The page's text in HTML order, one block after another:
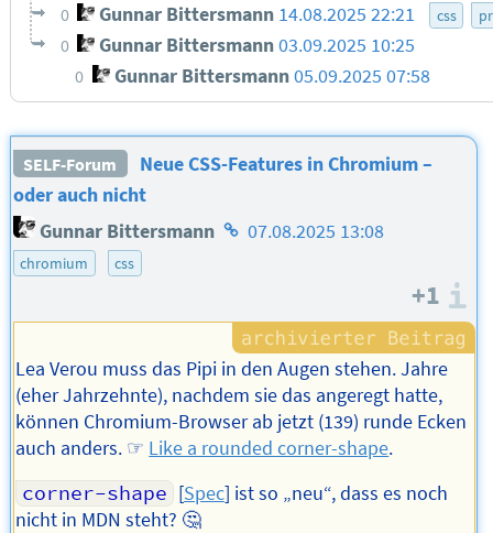
0 Gunnar Bittersmann 14.08.2025 22:21 css
0 Gunnar Bittersmann03.09.2025 10:25
0 Gunnar Bittersmann 05.09.2025 07:58
SELF-Forum
Neue CSS-Features in Chromium –
oder auch nicht
Gunnar Bittersmann Homepage
07.08.2025 13:08
chromium css
+1
Lea Verou muss das Pipi in den Augen stehen. Jahre
(eher Jahrzehnte), nachdem sie das angeregt hatte,
können Chromium-Browser ab jetzt (139) runde Ecken
auch anders. ☞ Like a rounded corner-shape.
corner-shape [Spec] ist so „neu“, dass es noch
nicht in MDN steht? 🤔